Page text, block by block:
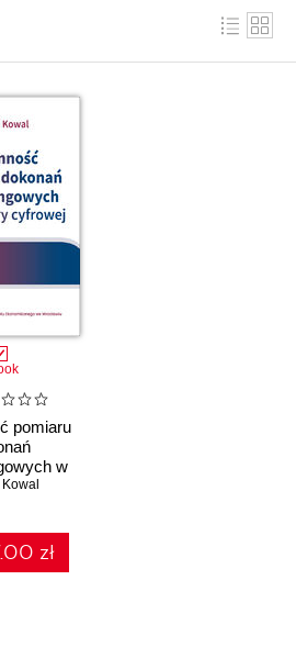
pomiaru
w
cyfrowej
zł